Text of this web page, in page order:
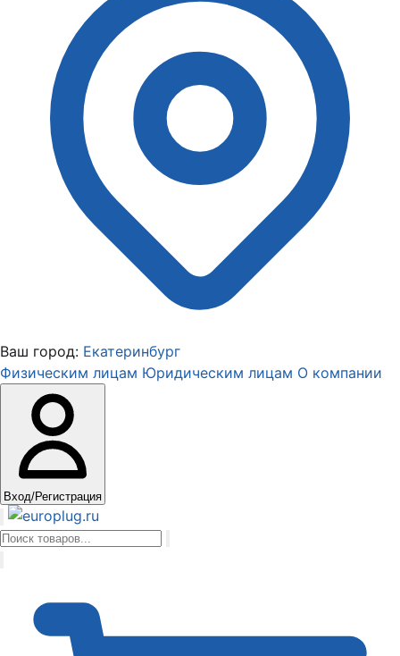
Ваш город: Екатеринбург
Физическим лицам Юридическим лицам О компании
Вход/Регистрация